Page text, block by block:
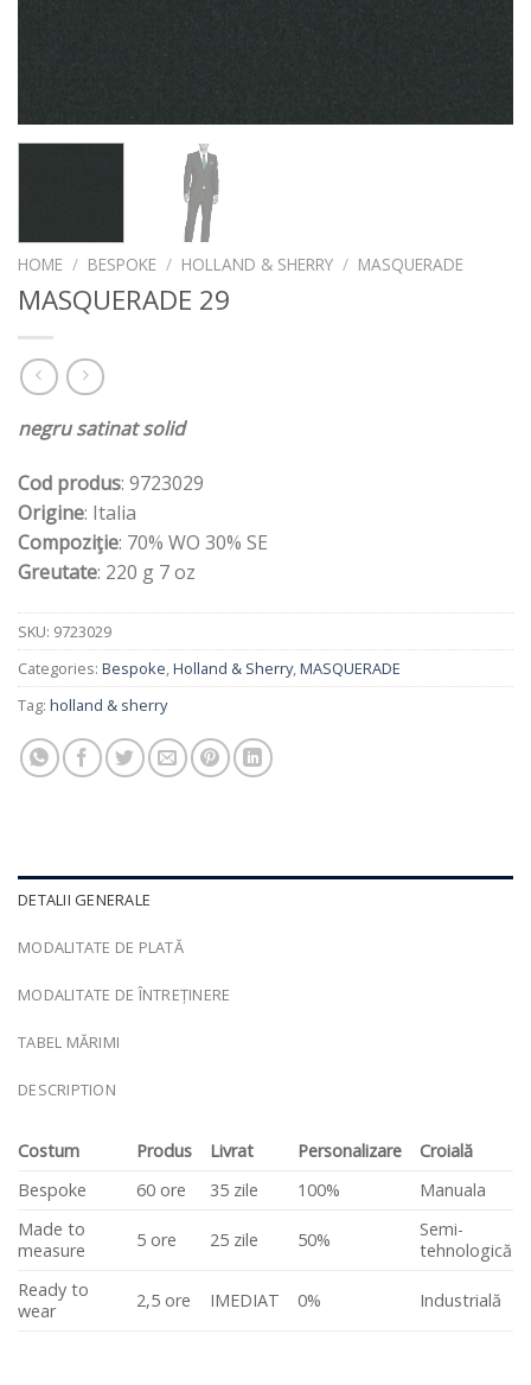
HOME / BESPOKE / HOLLAND & SHERRY / MASQUERADE
MASQUERADE 29
negru satinat solid
Cod produs: 9723029
Origine: Italia
Compoziţie: 70% WO 30% SE
Greutate: 220 g 7 oz
SKU: 9723029
Categories: Bespoke,Holland & Sherry,MASQUERADE
Tag: holland & sherry
DETALII GENERALE
MODALITATE DE PLATĂ
MODALITATE DE ÎNTREȚINERE
TABEL MĂRIMI
DESCRIPTION
Costum Produs Livrat Personalizare
Croială
Bespoke
60 ore 35 zile 100%
Manuala
Made to
measure
5 ore 25 zile 50%
Semi-
tehnologică
Ready to
wear
2,5 ore IMEDIAT 0% Industrială